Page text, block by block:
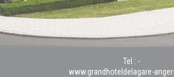
Tel : -
www.grandhoteldelagare-